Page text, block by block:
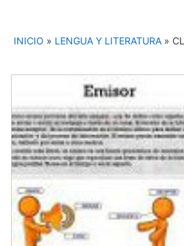
INICIO » LENGUA Y LITERATURA »